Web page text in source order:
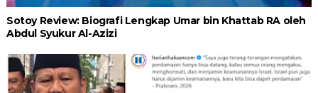
Sotoy Review: Biografi Lengkap Umar bin Khattab RA oleh
Abdul Syukur Al-Azizi